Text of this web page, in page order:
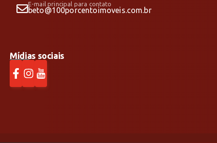
E-mail principal para contato
beto@100porcentoimoveis.com.br
Mídias sociais